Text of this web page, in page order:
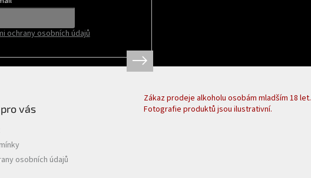
ochrany osobních údajů
vás
osobních údajů
Zákaz prodeje alkoholu osobám mladším 18 let.
Fotografie produktů jsou ilustrativní.